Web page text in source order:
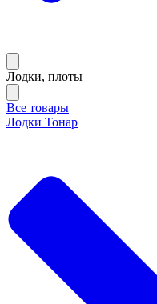
Лодки, плоты
Все товары
Лодки Тонар